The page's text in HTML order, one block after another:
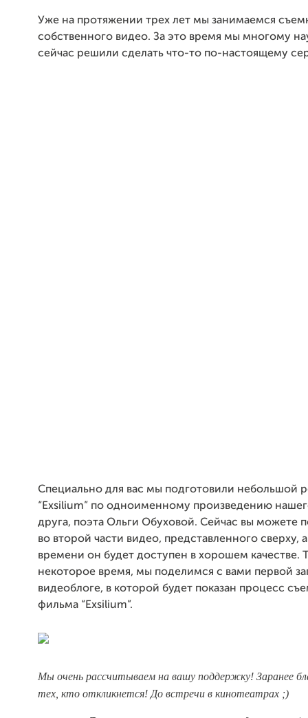
Уже на протяжении трех лет мы занимаемся
собственного видео. За это время мы многому
сейчас решили сделать что-то по-настоящему
Специально для вас мы подготовили небольшой
“Exsilium” по одноименному произведению
друга, поэта Ольги Обуховой. Сейчас вы можете
во второй части видео, представленного сверху,
времени он будет доступен в хорошем качестве.
некоторое время, мы поделимся с вами первой
видеоблоге, в которой будет показан процесс
фильма “Exsilium”.
Мы очень рассчитываем на вашу поддержку! Заранее
тех, кто откликнется! До встречи в кинотеатрах ;)